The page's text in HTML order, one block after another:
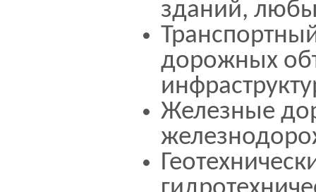
зданий,
дорожных
Железные